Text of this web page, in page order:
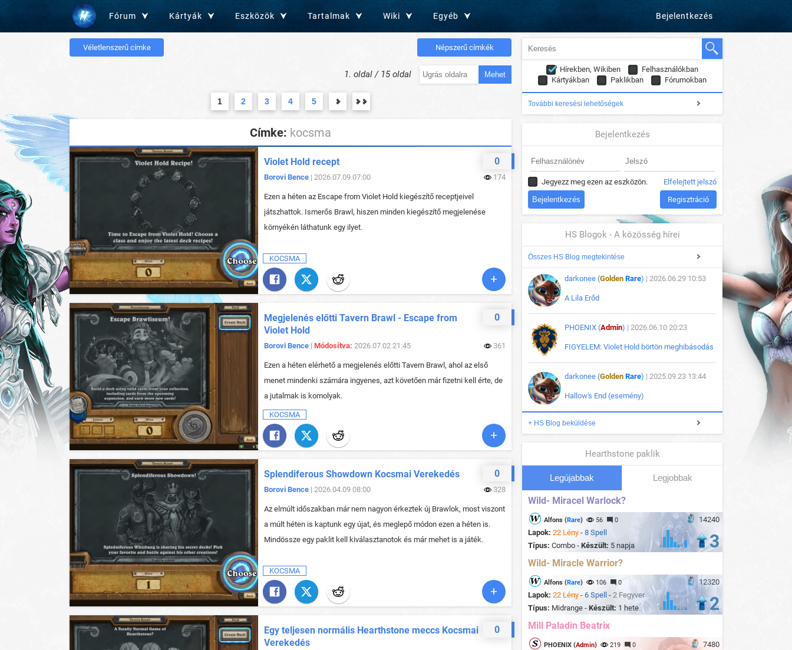
Fórum Kártyák Eszközök Tartalmak Wiki Egyéb Bejelentkezés
Véletlenszerű címke Népszerű címkék
1. oldal / 15 oldal Mehet
1 2 3 4 5
Címke: kocsma
0
Violet Hold recept
Borovi Bence | 2026.07.09 07:00 174
Ezen a héten az Escape from Violet Hold kiegészítő receptjeivel
játszhattok. Ismerős Brawl, hiszen minden kiegészítő megjelenése
környékén láthatunk egy ilyet.
KOCSMA
0
Megjelenés előtti Tavern Brawl - Escape from
Violet Hold
Borovi Bence | Módosítva: 2026.07.02 21:45 361
Ezen a héten elérhető a megjelenés előtti Tavern Brawl, ahol az első
menet mindenki számára ingyenes, azt követően már fizetni kell érte, de
a jutalmak is komolyak.
KOCSMA
0
Splendiferous Showdown Kocsmai Verekedés
Borovi Bence | 2026.04.09 08:00 328
Az elmúlt időszakban már nem nagyon érkeztek új Brawlok, most viszont
a múlt héten is kaptunk egy újat, és meglepő módon ezen a héten is.
Mindössze egy paklit kell kiválasztanotok és már mehet is a játék.
KOCSMA
0
Egy teljesen normális Hearthstone meccs Kocsmai
Verekedés
Hírekben, Wikiben
Felhasználókban
Kártyákban
Paklikban Fórumokban
További keresési lehetőségek
Bejelentkezés
Jegyezz meg ezen az eszközön. Elfelejtett jelszó
Regisztráció
HS Blogok - A közösség hírei
Összes HS Blog megtekintése
darkonee (Golden Rare) | 2026.06.29 10:53
A Lila Erőd
PHOENIX (Admin) | 2026.06.10 20:23
FIGYELEM: Violet Hold börtön meghibásodás
darkonee (Golden Rare) | 2025.09.23 13:44
Hallow's End (esemény)
+ HS Blog beküldése
Hearthstone paklik
Legújabbak Legjobbak
Wild- Miracel Warlock?
14240
Alfons (Rare) 56 0
Lapok: 22 Lény - 8 Spell
Típus: Combo - Készült: 5 napja 3
Wild- Miracle Warrior?
12320
Alfons (Rare) 106 0
Lapok: 22 Lény - 6 Spell - 2 Fegyver
Típus: Midrange - Készült: 1 hete 2
Mill Paladin Beatrix
7480
PHOENIX (Admin) 219 0